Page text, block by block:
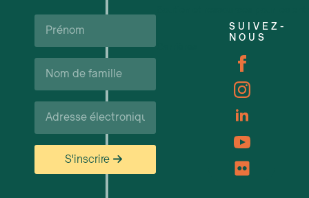
Prénom*
Nom
de
Courriel*
S'inscrire
SUIVEZ-
NOUS